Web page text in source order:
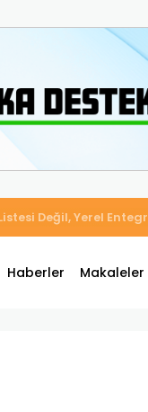
ERP ile Üretim,
Haberler Makaleler